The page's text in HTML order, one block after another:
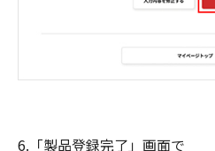
6.「製品登録完了」画面で